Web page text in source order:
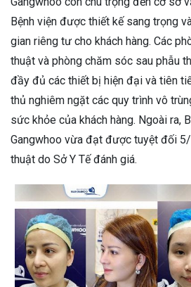
Bệnh viện được thiết kế sang trọng
gian riêng tư cho khách hàng. Các
thuật và phòng chăm sóc sau phẫu
đầy đủ các thiết bị hiện đại và tiên
thủ nghiêm ngặt các quy trình vô
sức khỏe của khách hàng. Ngoài ra,
Gangwhoo vừa đạt được tuyệt đối
thuật do Sở Y Tế đánh giá.